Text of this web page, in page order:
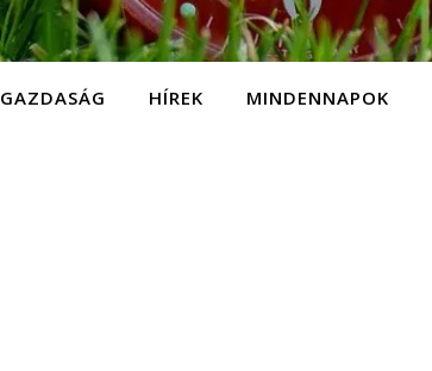
GAZDASÁG HÍREK MINDENNAPOK